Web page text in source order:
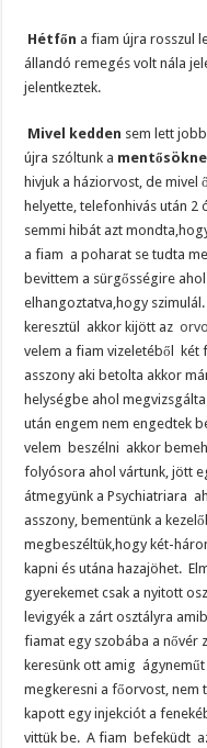
Hétfőn a fiam újra rosszul
állandó remegés volt nála
jelentkeztek.
Mivel kedden sem lett
újra szóltunk a
hivjuk a háziorvost, de
helyette, telefonhivás után 2
semmi hibát azt
a fiam a poharat se tudta
bevittem a sürgősségire
elhangoztatva,hogy
keresztül akkor kijött az
velem a fiam vizeletéből
asszony aki betolta akkor
helységbe ahol
után engem nem engedtek
velem beszélni akkor
folyósora ahol vártunk, jött
átmegyünk a Psychiatriara
asszony, bementünk a
megbeszéltük,hogy két-
kapni és utána hazajöhet.
gyerekemet csak a nyitott
levigyék a zárt osztályra
fiamat egy szobába a nővér
keresünk ott amig
megkeresni a főorvost, nem
kapott egy injekciót a
vittük be. A fiam befeküdt